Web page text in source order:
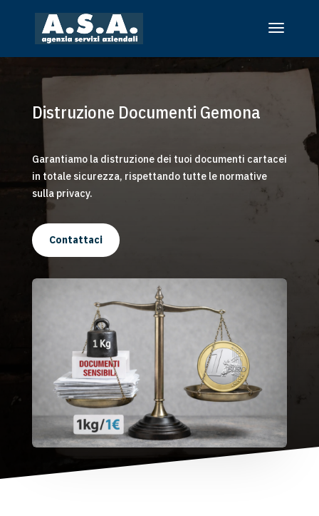
Distruzione Documenti Gemona
Garantiamo la distruzione dei tuoi documenti cartacei
in totale sicurezza, rispettando tutte le normative
sulla privacy.
Contattaci